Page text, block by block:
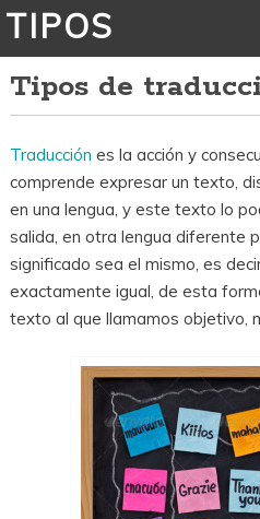
TIPOS
Tipos de
Traducción es la acción y
comprende expresar un texto,
en una lengua, y este texto lo
salida, en otra lengua diferente
significado sea el mismo, es
exactamente igual, de esta
texto al que llamamos objetivo,